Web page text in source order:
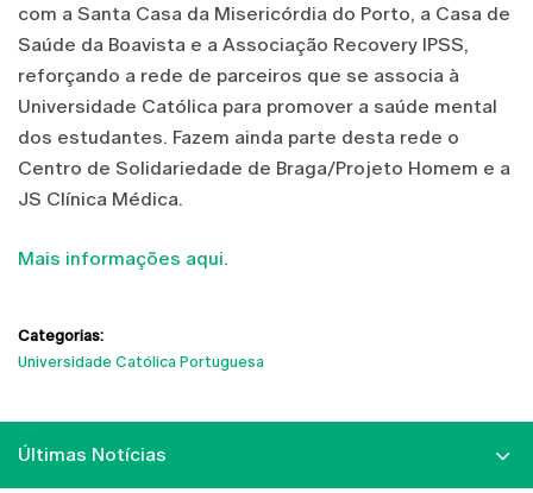
com a Santa Casa da Misericórdia do Porto, a Casa de
Saúde da Boavista e a Associação Recovery IPSS,
reforçando a rede de parceiros que se associa à
Universidade Católica para promover a saúde mental
dos estudantes. Fazem ainda parte desta rede o
Centro de Solidariedade de Braga/Projeto Homem e a
JS Clínica Médica.
Mais informações aqui.
Categorias:
Universidade Católica Portuguesa
Últimas Notícias